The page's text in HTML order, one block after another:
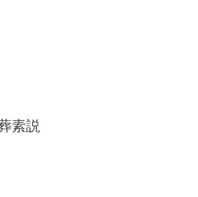
素説